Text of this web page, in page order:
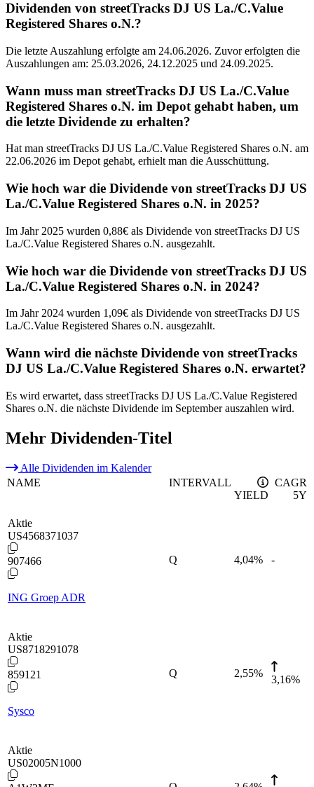
Dividenden von streetTracks DJ US La./C.Value
Registered Shares o.N.?
Die letzte Auszahlung erfolgte am 24.06.2026. Zuvor erfolgten die
Auszahlungen am: 25.03.2026, 24.12.2025 und 24.09.2025.
Wann muss man streetTracks DJ US La./C.Value
Registered Shares o.N. im Depot gehabt haben, um
die letzte Dividende zu erhalten?
Hat man streetTracks DJ US La./C.Value Registered Shares o.N. am
22.06.2026 im Depot gehabt, erhielt man die Ausschüttung.
Wie hoch war die Dividende von streetTracks DJ US
La./C.Value Registered Shares o.N. in 2025?
Im Jahr 2025 wurden 0,88€ als Dividende von streetTracks DJ US
La./C.Value Registered Shares o.N. ausgezahlt.
Wie hoch war die Dividende von streetTracks DJ US
La./C.Value Registered Shares o.N. in 2024?
Im Jahr 2024 wurden 1,09€ als Dividende von streetTracks DJ US
La./C.Value Registered Shares o.N. ausgezahlt.
Wann wird die nächste Dividende von streetTracks
DJ US La./C.Value Registered Shares o.N. erwartet?
Es wird erwartet, dass streetTracks DJ US La./C.Value Registered
Shares o.N. die nächste Dividende im September auszahlen wird.
Mehr Dividenden-Titel
Alle Dividenden im Kalender
NAME
INTERVALL
YIELD
CAGR
5Y
Aktie
US4568371037
907466
ING Groep ADR
Q 4,04% -
Aktie
US8718291078
859121
Sysco
Q 2,55%
3,16%
Aktie
US02005N1000